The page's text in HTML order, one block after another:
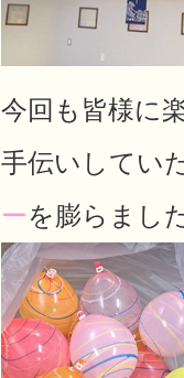
今回も皆様に
手伝いしてい
ーを膨らまし